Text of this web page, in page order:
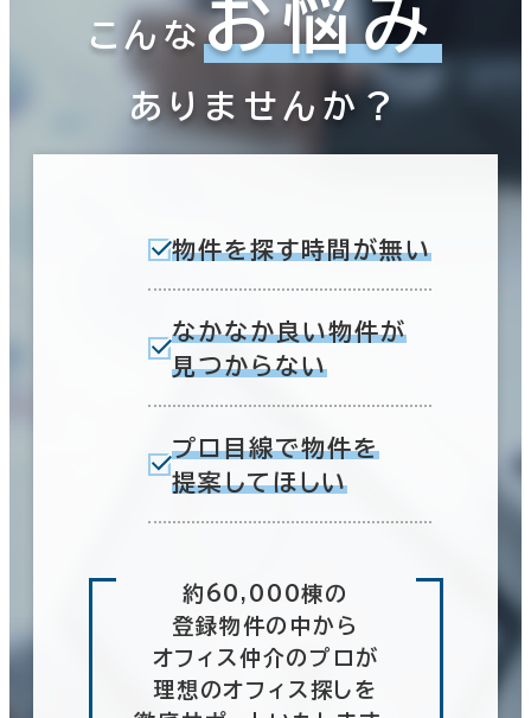
こんなお悩み
ありませんか？
物件を探す時間が無い
なかなか良い物件が
見つからない
プロ目線で物件を
提案してほしい
約60,000棟の
登録物件の中から
オフィス仲介のプロが
理想のオフィス探しを